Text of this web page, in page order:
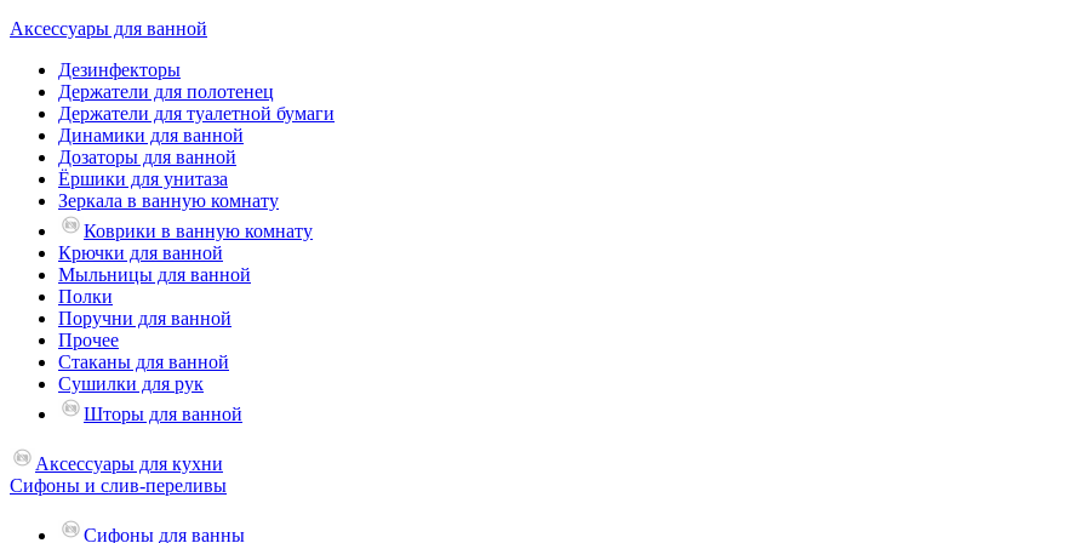
Аксессуары для ванной
Дезинфекторы
Держатели для полотенец
Держатели для туалетной бумаги
Динамики для ванной
Дозаторы для ванной
Ёршики для унитаза
Зеркала в ванную комнату
Коврики в ванную комнату
Крючки для ванной
Мыльницы для ванной
Полки
Поручни для ванной
Прочее
Стаканы для ванной
Сушилки для рук
Шторы для ванной
Аксессуары для кухни
Сифоны и слив-переливы
Сифоны для ванны